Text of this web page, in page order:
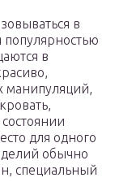
в
в
манипуляций,
для одного
обычно
специальный